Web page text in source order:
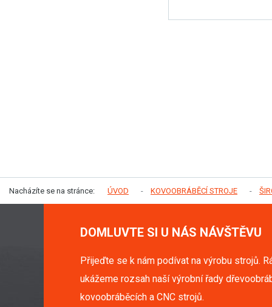
Nacházíte se na stránce: ÚVOD KOVOOBRÁBĚCÍ STROJE
DOMLUVTE SI U NÁS NÁVŠTĚVU
Přijeďte se k nám podívat na výrobu strojů.
ukážeme rozsah naší výrobní řady
kovoobráběcích a CNC strojů.